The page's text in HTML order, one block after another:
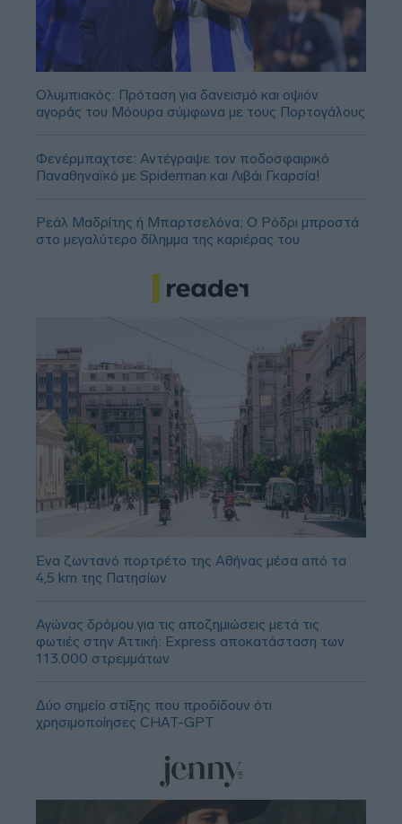
Ολυμπιακός: Πρόταση για δανεισμό και οψιόν
αγοράς του Μόουρα σύμφωνα με τους Πορτογάλους
Φενέρμπαχτσε: Αντέγραψε τον ποδοσφαιρικό
Παναθηναϊκό με Spiderman και Λιβάι Γκαρσία!
Ρεάλ Μαδρίτης ή Μπαρτσελόνα; Ο Ρόδρι μπροστά
στο μεγαλύτερο δίλημμα της καριέρας του
Ένα ζωντανό πορτρέτο της Αθήνας μέσα από τα
4,5 km της Πατησίων
Αγώνας δρόμου για τις αποζημιώσεις μετά τις
φωτιές στην Αττική: Express αποκατάσταση των
113.000 στρεμμάτων
Δύο σημείο στίξης που προδίδουν ότι
χρησιμοποίησες CHAT-GPT